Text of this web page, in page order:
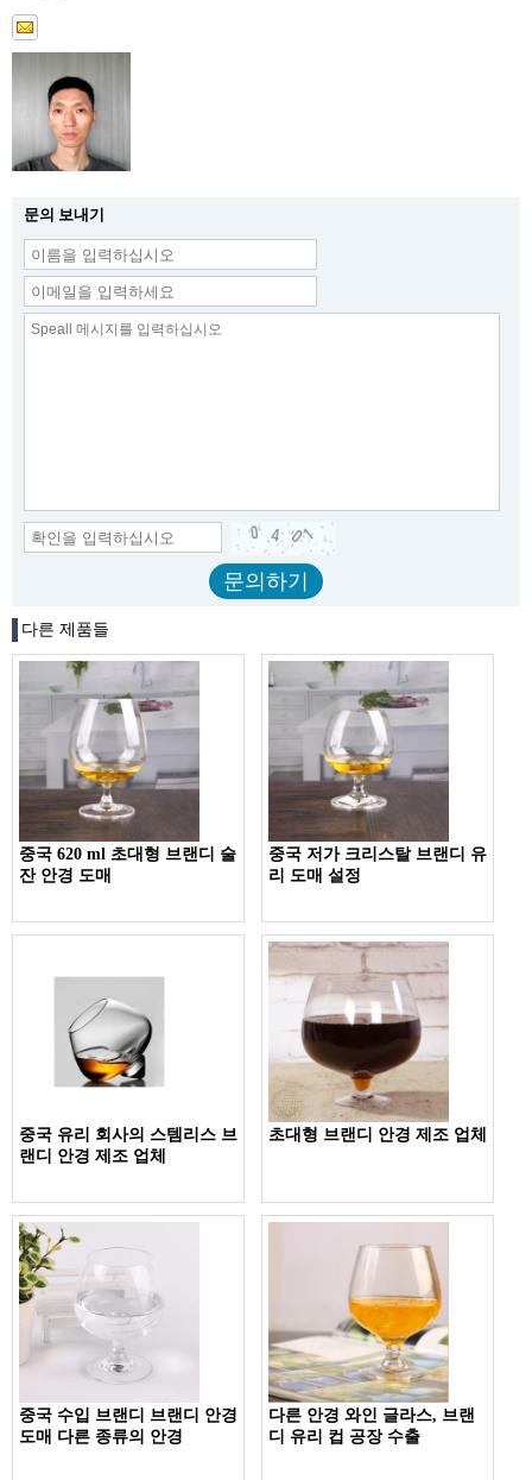
문의 보내기
다른 제품들
중국 620 ml 초대형 브랜디 술
잔 안경 도매
중국 저가 크리스탈 브랜디 유
리 도매 설정
중국 유리 회사의 스템리스 브
랜디 안경 제조 업체
초대형 브랜디 안경 제조 업체
중국 수입 브랜디 브랜디 안경
도매 다른 종류의 안경
다른 안경 와인 글라스, 브랜
디 유리 컵 공장 수출